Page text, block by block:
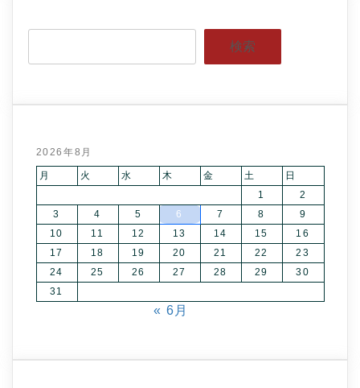
検索
2026年8月
月 火 水 木 金 土
日
1
2
3
4 5 6 7 8
9
10
11 12 13 14 15
16
17
18 19 20 21 22
23
24
25 26 27 28 29
30
31
« 6月